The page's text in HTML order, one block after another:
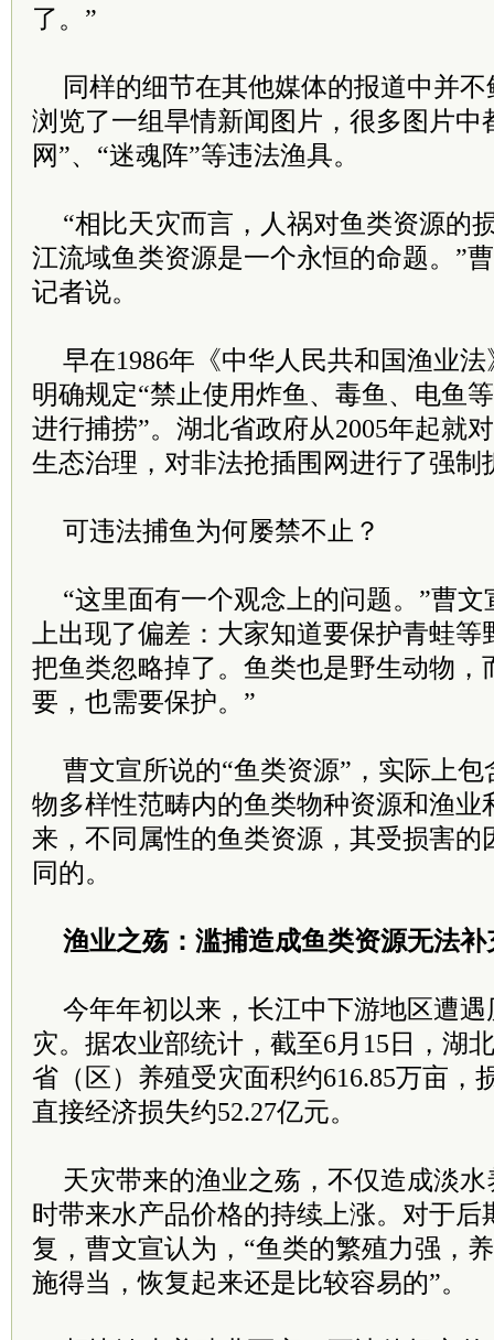
了。”
同样的细节在其他媒体的报道中并
浏览了一组旱情新闻图片，很多图片中
网”、“迷魂阵”等违法渔具。
“相比天灾而言，人祸对鱼类资源的
江流域鱼类资源是一个永恒的命题。”
记者说。
早在1986年《中华人民共和国渔业
明确规定“禁止使用炸鱼、毒鱼、电鱼
进行捕捞”。湖北省政府从2005年起就
生态治理，对非法抢插围网进行了强制
可违法捕鱼为何屡禁不止？
“这里面有一个观念上的问题。”曹
上出现了偏差：大家知道要保护青蛙
把鱼类忽略掉了。鱼类也是野生动物，
要，也需要保护。”
曹文宣所说的“鱼类资源”，实际上
物多样性范畴内的鱼类物种资源和渔业
来，不同属性的鱼类资源，其受损害的
同的。
渔业之殇：滥捕造成鱼类资源无法补
今年年初以来，长江中下游地区遭
灾。据农业部统计，截至6月15日，湖
省（区）养殖受灾面积约616.85万亩，
直接经济损失约52.27亿元。
天灾带来的渔业之殇，不仅造成淡
时带来水产品价格的持续上涨。对于后
复，曹文宣认为，“鱼类的繁殖力强，
施得当，恢复起来还是比较容易的”。